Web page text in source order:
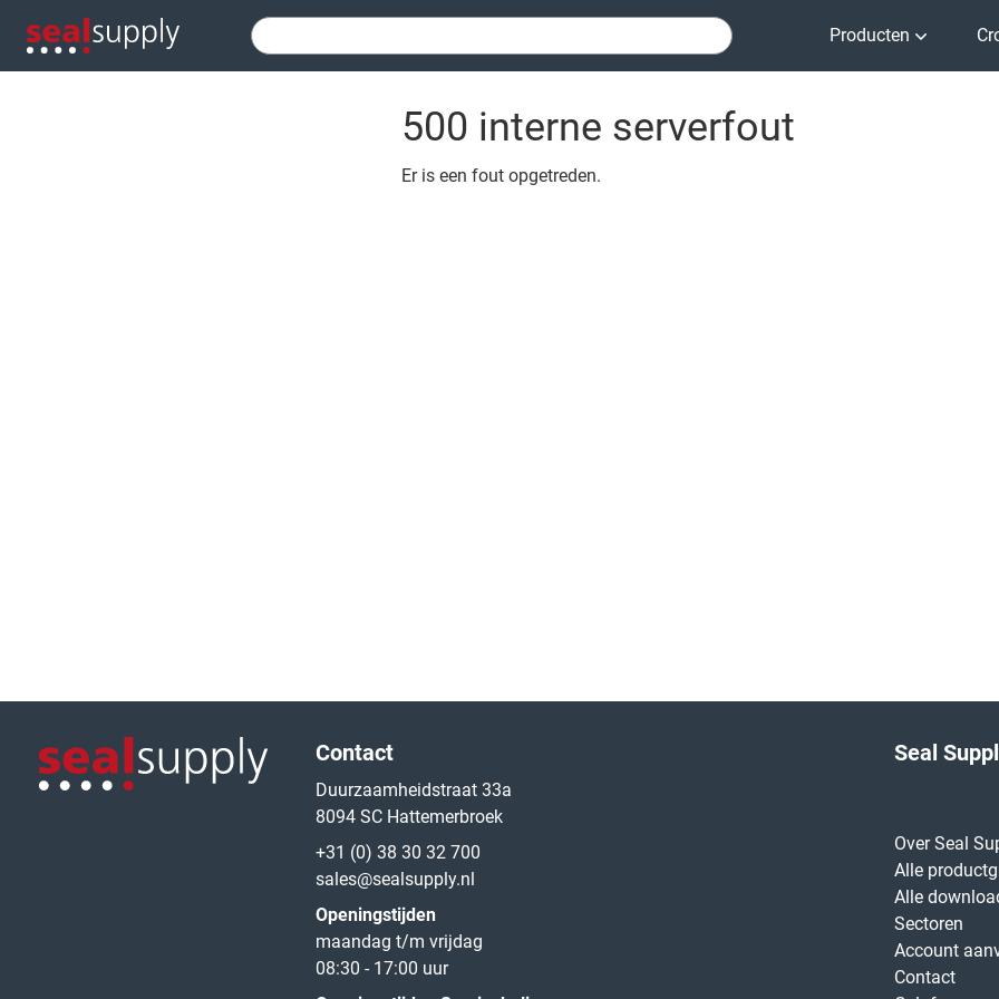
Producten
500 interne serverfout
Er is een fout opgetreden.
Contact
Duurzaamheidstraat 33a
8094 SC Hattemerbroek
+31 (0) 38 30 32 700
sales@sealsupply.nl
Openingstijden
maandag t/m vrijdag
08:30 - 17:00 uur
Seal
Over Seal
Alle
Alle
Sectoren
Account
Contact
Logo van de website